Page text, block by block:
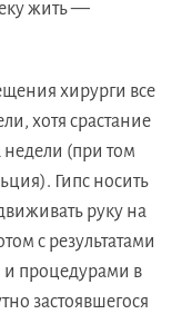
жить —
хирурги все
хотя срастание
недели (при том
Гипс носить
руку на
с результатами
процедурами в
застоявшегося